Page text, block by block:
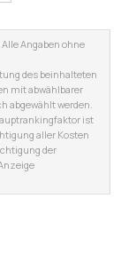
Angaben ohne
des beinhalteten
mit abwählbarer
abgewählt werden.
ist
aller Kosten
der